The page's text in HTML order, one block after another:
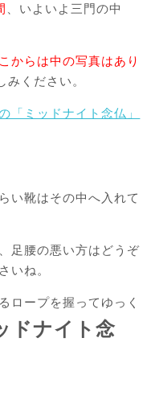
、いよいよ三門の中
からは中の写真はあり
ください。
「ミッドナイト念仏」
い靴はその中へ入れて
足腰の悪い方はどうぞ
いね。
ロープを握ってゆっく
ドナイト念